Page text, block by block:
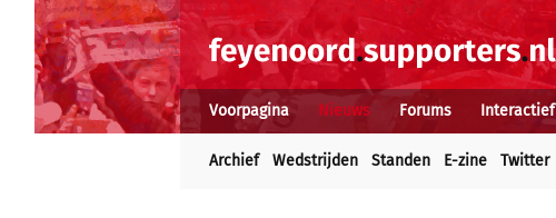
Voorpagina Nieuws Forums Interactief
Archief Wedstrijden Standen E-zine Twitter